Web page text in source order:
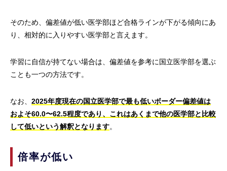
そのため、偏差値が低い医学部ほど合格ラインが下がる傾向にあ
り、相対的に入りやすい医学部と言えます。
学習に自信が持てない場合は、偏差値を参考に国立医学部を選ぶ
ことも一つの方法です。
なお、 2025年度現在の国立医学部で最も低いボーダー偏差値は
およそ60.0〜62.5程度であり、これはあくまで他の医学部と比較
して低いという解釈となります。
倍率が低い